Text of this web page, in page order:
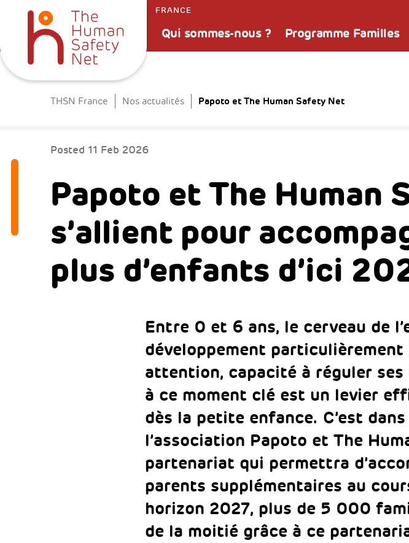
FRANCE
Qui sommes-nous ? Programme Familles
THSN France Nos actualités Papoto et The Human Safety Net
Posted 11 Feb 2026
Papoto et The Human
s’allient pour
plus d’enfants d’ici
Entre 0 et 6 ans, le cerveau de
développement
attention, capacité à réguler
à ce moment clé est un levier
dès la petite enfance. C’est
l’association Papoto et The
partenariat qui permettra
parents supplémentaires au
horizon 2027, plus de 5 000
de la moitié grâce à ce